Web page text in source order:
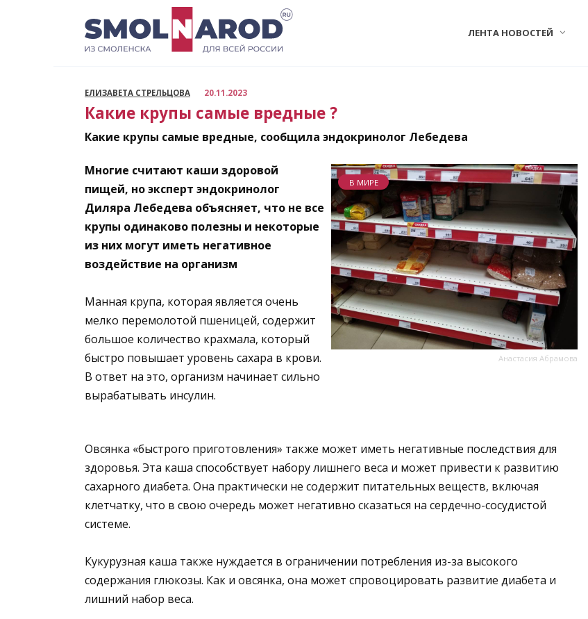
ЛЕНТА НОВОСТЕЙ
ЕЛИЗАВЕТА СТРЕЛЬЦОВА 20.11.2023
Какие крупы самые вредные ?
Какие крупы самые вредные, сообщила эндокринолог Лебедева
Анастасия Абрамова
В МИРЕ
Многие считают каши здоровой
пищей, но эксперт эндокринолог
Диляра Лебедева объясняет, что не все
крупы одинаково полезны и некоторые
из них могут иметь негативное
воздействие на организм
Манная крупа, которая является очень
мелко перемолотой пшеницей, содержит
большое количество крахмала, который
быстро повышает уровень сахара в крови.
В ответ на это, организм начинает сильно
вырабатывать инсулин.
Овсянка «быстрого приготовления» также может иметь негативные последствия для
здоровья. Эта каша способствует набору лишнего веса и может привести к развитию
сахарного диабета. Она практически не содержит питательных веществ, включая
клетчатку, что в свою очередь может негативно сказаться на сердечно-сосудистой
системе.
Кукурузная каша также нуждается в ограничении потребления из-за высокого
содержания глюкозы. Как и овсянка, она может спровоцировать развитие диабета и
лишний набор веса.